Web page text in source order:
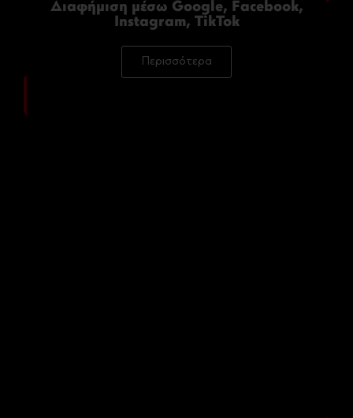
Διαφήμιση μέσω Google, Facebook,
Instagram, TikTok
Περισσότερα